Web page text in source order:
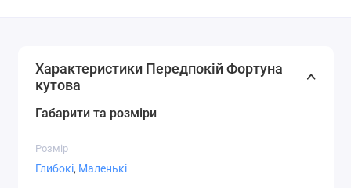
Характеристики Передпокій Фортуна
кутова
Габарити та розміри
Розмір
Глибокі, Маленькі